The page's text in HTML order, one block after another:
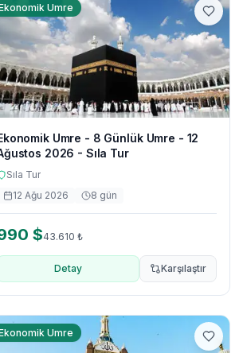
Umre
Umre - 8 Günlük Umre - 12
2026 - Sıla Tur
Sıla Tur
12 Ağu 2026
8 gün
$43.610 ₺
Detay Karşılaştır
Umre